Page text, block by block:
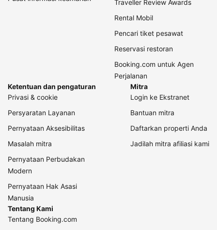
Traveller Review Awards
Rental Mobil
Pencari tiket pesawat
Reservasi restoran
Booking.com untuk Agen
Perjalanan
Ketentuan dan pengaturan
Privasi & cookie
Persyaratan Layanan
Pernyataan Aksesibilitas
Masalah mitra
Pernyataan Perbudakan
Modern
Pernyataan Hak Asasi
Manusia
Mitra
Login ke Ekstranet
Bantuan mitra
Daftarkan properti Anda
Jadilah mitra afiliasi kami
Tentang Kami
Tentang Booking.com